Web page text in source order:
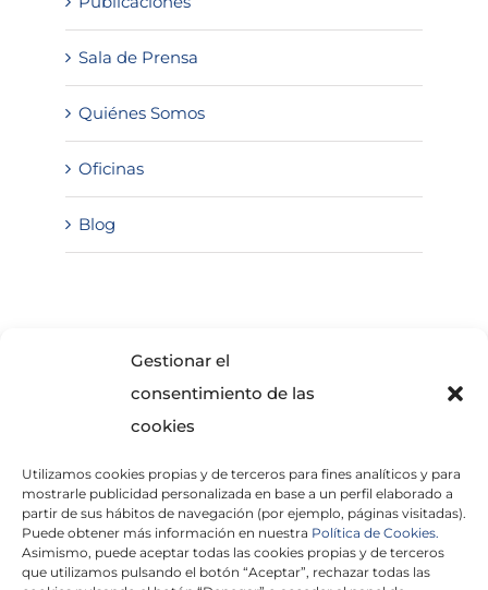
Gestionar el
consentimiento de las
cookies
Utilizamos cookies propias y de terceros para fines analíticos y para
mostrarle publicidad personalizada en base a un perfil elaborado a
partir de sus hábitos de navegación (por ejemplo, páginas visitadas).
Puede obtener más información en nuestra Política de Cookies.
Asimismo, puede aceptar todas las cookies propias y de terceros
que utilizamos pulsando el botón “Aceptar”, rechazar todas las
Sala de Prensa
Quiénes Somos
Oficinas
Blog
He leído y acepto laPolítica de Privacidad